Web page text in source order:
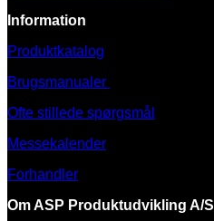
Information
Produktkatalog
Brugsmanualer
Ofte stillede spørgsmål
Messekalender
Forhandler
Om ASP Produktudvikling A/S